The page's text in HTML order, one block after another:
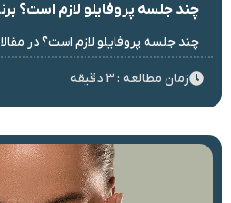
چند جلسه پروفایلو لازم است؟
چند جلسه پروفایلو لازم است؟ در
زمان مطالعه : 3 دقیقه